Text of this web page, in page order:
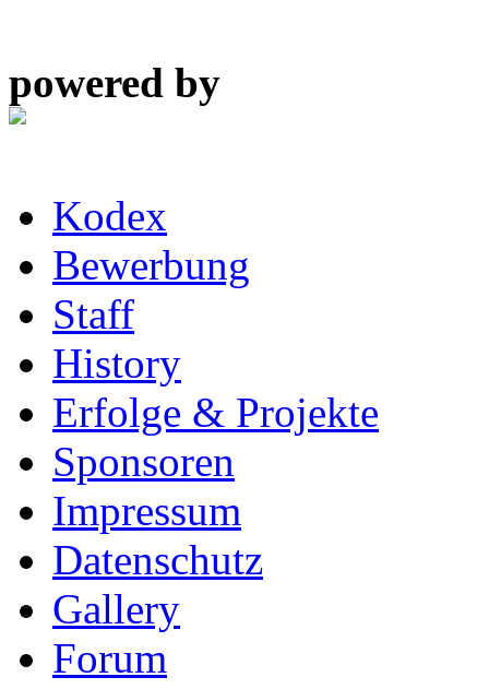
powered by
Kodex
Bewerbung
Staff
History
Erfolge & Projekte
Sponsoren
Impressum
Datenschutz
Gallery
Forum